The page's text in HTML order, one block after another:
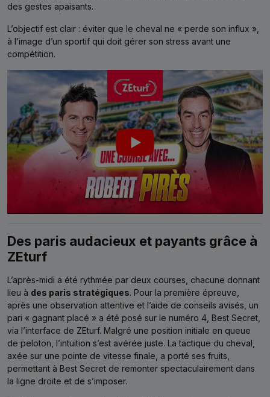
des gestes apaisants.
L’objectif est clair : éviter que le cheval ne « perde son influx »,
à l’image d’un sportif qui doit gérer son stress avant une
compétition.
Des paris audacieux et payants grâce à
ZEturf
L’après-midi a été rythmée par deux courses, chacune donnant
lieu à des paris stratégiques. Pour la première épreuve,
après une observation attentive et l’aide de conseils avisés, un
pari « gagnant placé » a été posé sur le numéro 4, Best Secret,
via l’interface de ZEturf. Malgré une position initiale en queue
de peloton, l’intuition s’est avérée juste. La tactique du cheval,
axée sur une pointe de vitesse finale, a porté ses fruits,
permettant à Best Secret de remonter spectaculairement dans
la ligne droite et de s’imposer.